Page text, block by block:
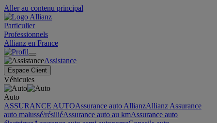
Aller au contenu principal
Particulier
Professionnels
Allianz en France
Assistance
Espace Client
Véhicules
Auto
ASSURANCE AUTOAssurance auto AllianzAllianz Assurance
auto malussé/résiliéAssurance auto au kmAssurance auto